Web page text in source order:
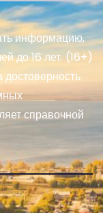
информацию,
до 16 лет. (16+)
достоверность
справочной